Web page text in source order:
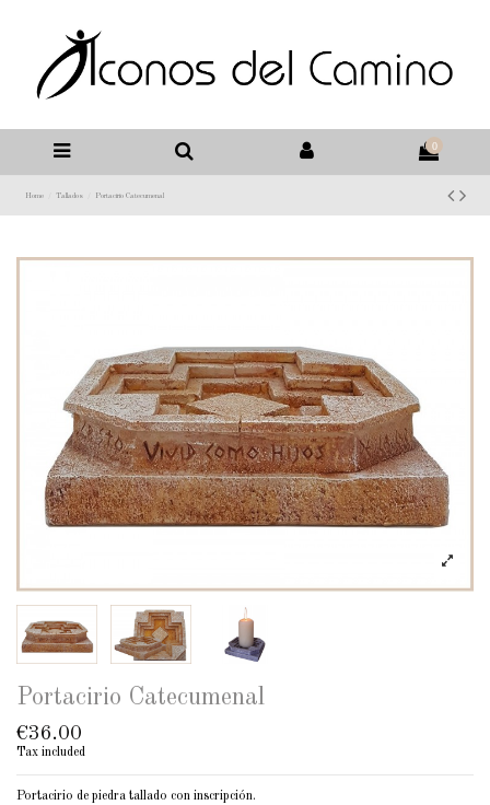
0
Home Tallados Portacirio Catecumenal
Portacirio Catecumenal
€36.00
Tax included
Portacirio de piedra tallado con inscripción.